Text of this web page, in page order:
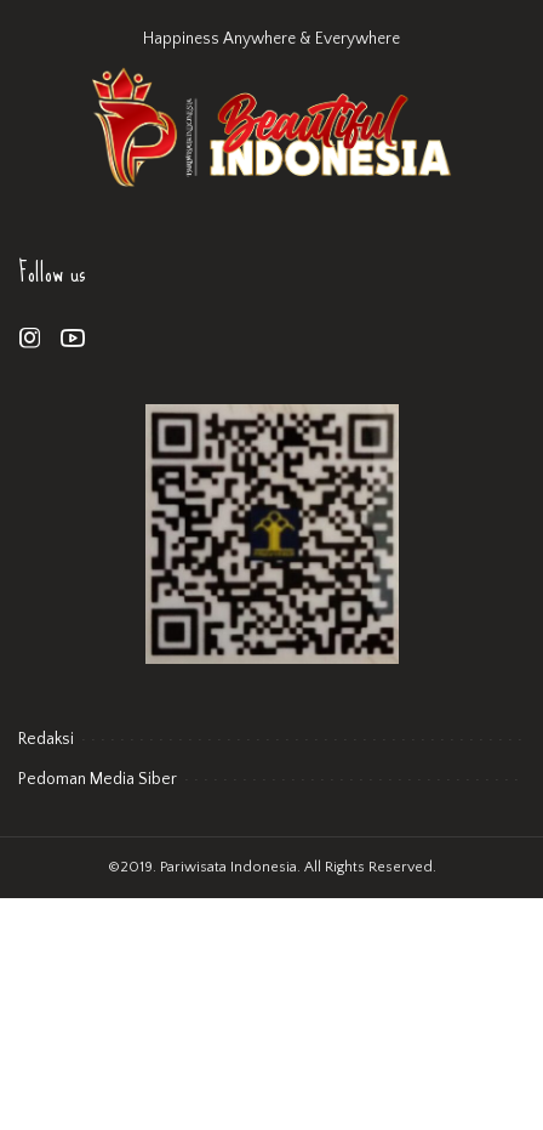
Happiness Anywhere & Everywhere
Follow us
Redaksi
Pedoman Media Siber
©2019. Pariwisata Indonesia. All Rights Reserved.